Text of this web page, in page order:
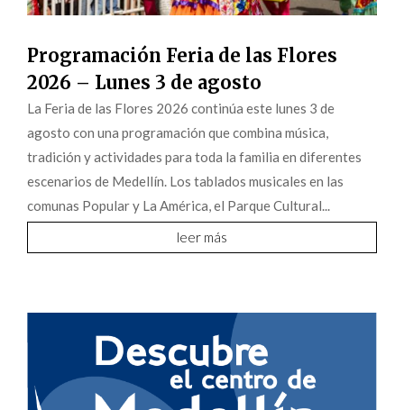
Programación Feria de las Flores
2026 – Lunes 3 de agosto
La Feria de las Flores 2026 continúa este lunes 3 de
agosto con una programación que combina música,
tradición y actividades para toda la familia en diferentes
escenarios de Medellín. Los tablados musicales en las
comunas Popular y La América, el Parque Cultural...
leer más